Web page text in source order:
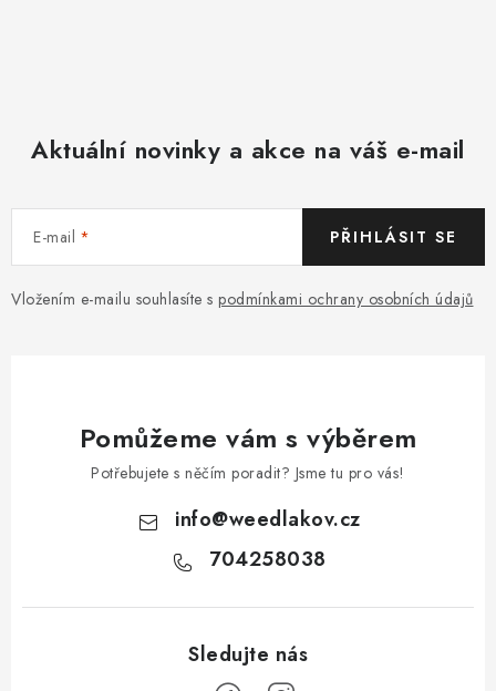
Aktuální novinky a akce na váš e-mail
E-mail
Vložením e-mailu souhlasíte s podmínkami ochrany osobních údajů
PŘIHLÁSIT SE
Pomůžeme vám s výběrem
Potřebujete s něčím poradit? Jsme tu pro vás!
info@weedlakov.cz
704258038